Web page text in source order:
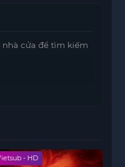
nhà cửa để tìm kiếm
- HD